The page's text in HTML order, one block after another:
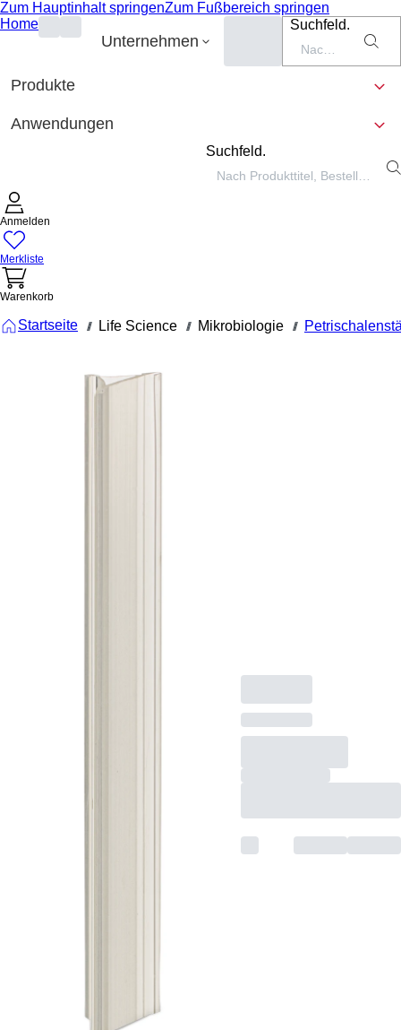
Zum Hauptinhalt springenZum Fußbereich springen
Home
Unternehmen
Suchfeld.
Produkte
Anwendungen
Suchfeld.
Anmelden
Merkliste
Warenkorb
Startseite /// Life Science /// Mikrobiologie ///